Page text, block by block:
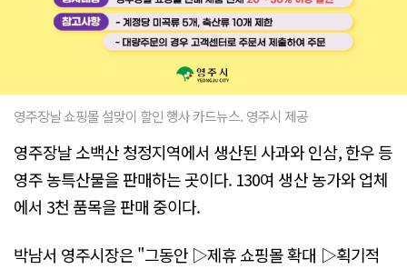
영주장날 쇼핑몰 설맞이 할인 행사 카드뉴스. 영주시 제공
영주장날 소백산 청정지역에서 생산된 사과와 인삼, 한우 등
영주 농특산물을 판매하는 곳이다. 130여 생산 농가와 업체
에서 3천 품목을 판매 중이다.
박남서 영주시장은 "그동안 ▷제휴 쇼핑몰 확대 ▷획기적